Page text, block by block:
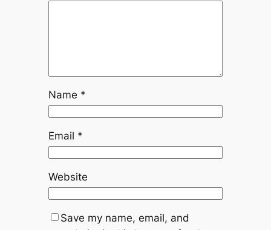
Name *
Email *
Website
Save my name, email, and